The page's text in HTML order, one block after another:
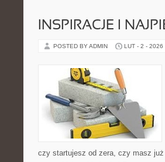
INSPIRACJE I
POSTED BY ADMIN LUT - 2 - 2026
czy startujesz od zera, czy masz